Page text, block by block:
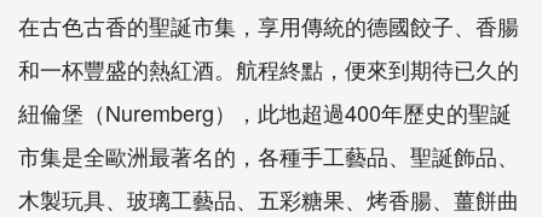
在古色古香的聖誕市集，享用傳統的德國餃子、香腸
和一杯豐盛的熱紅酒。航程終點，便來到期待已久的
紐倫堡（Nuremberg），此地超過400年歷史的聖誕
市集是全歐洲最著名的，各種手工藝品、聖誕飾品、
木製玩具、玻璃工藝品、五彩糖果、烤香腸、薑餅曲